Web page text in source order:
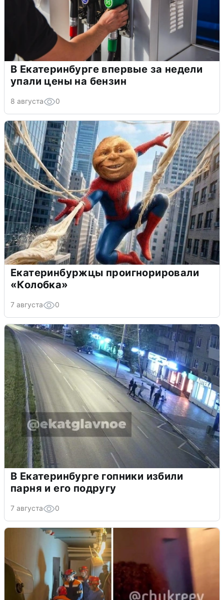
В Екатеринбурге впервые за недели
упали цены на бензин
8 августа 0
Екатеринбуржцы проигнорировали
«Колобка»
7 августа 0
В Екатеринбурге гопники избили
парня и его подругу
7 августа 0